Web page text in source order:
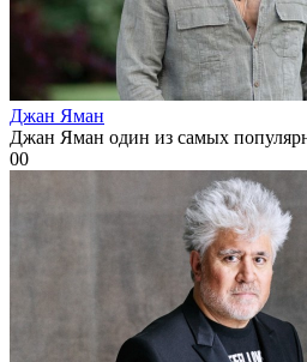
Джан Яман
Джан Яман один из самых
00